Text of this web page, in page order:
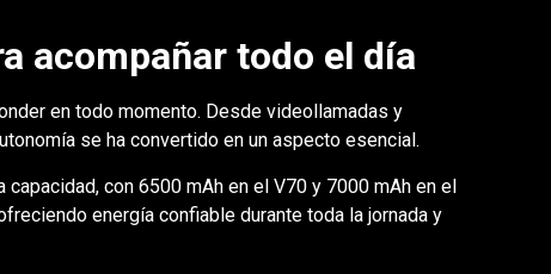
acompañar todo el día
en todo momento. Desde videollamadas y
se ha convertido en un aspecto esencial.
con 6500 mAh en el V70 y 7000 mAh en el
energía confiable durante toda la jornada y